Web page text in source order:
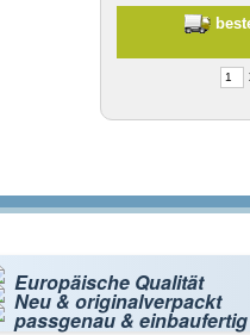
Europäische Qualität
Neu & originalverpackt
passgenau & einbaufertig